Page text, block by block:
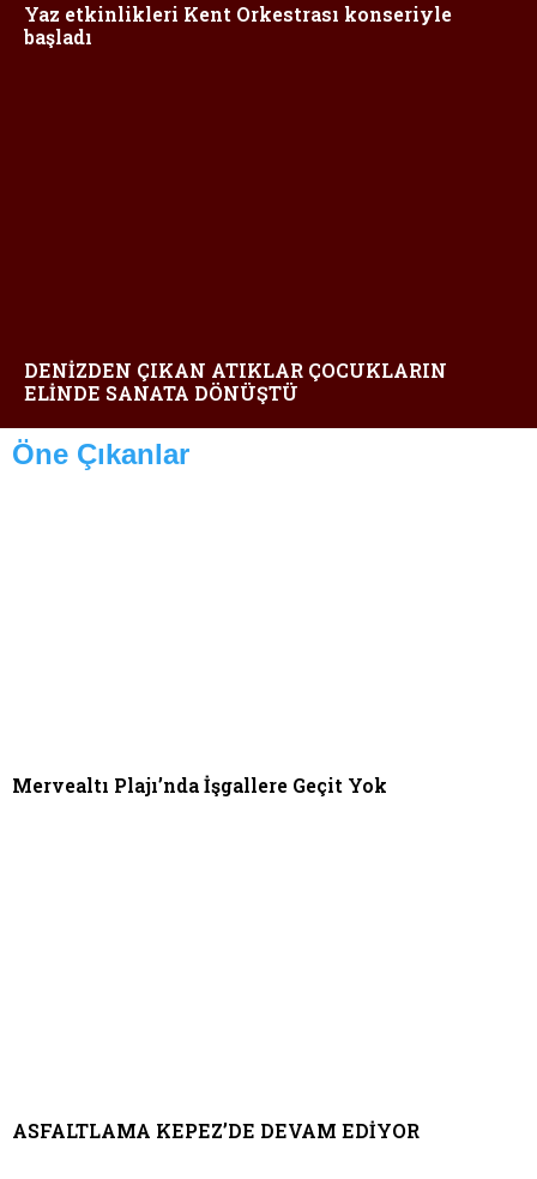
Yaz etkinlikleri Kent Orkestrası konseriyle
başladı
DENİZDEN ÇIKAN ATIKLAR ÇOCUKLARIN
ELİNDE SANATA DÖNÜŞTÜ
Öne Çıkanlar
Mervealtı Plajı’nda İşgallere Geçit Yok
ASFALTLAMA KEPEZ’DE DEVAM EDİYOR